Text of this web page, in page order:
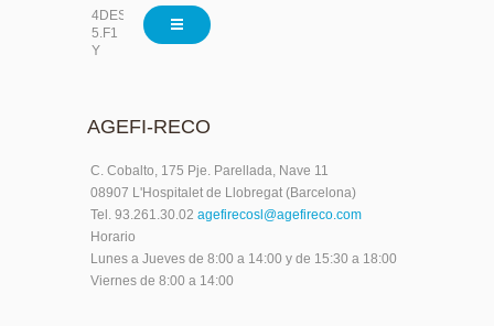
4DES-
5.F1
Y
AGEFI-RECO
C. Cobalto, 175 Pje. Parellada, Nave 11
08907 L'Hospitalet de Llobregat (Barcelona)
Tel. 93.261.30.02 agefirecosl@agefireco.com
Horario
Lunes a Jueves de 8:00 a 14:00 y de 15:30 a 18:00
Viernes de 8:00 a 14:00